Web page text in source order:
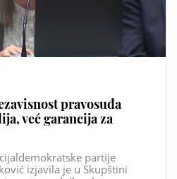
pravosuđa
već garancija za
partije
izjavila je u Skupštini